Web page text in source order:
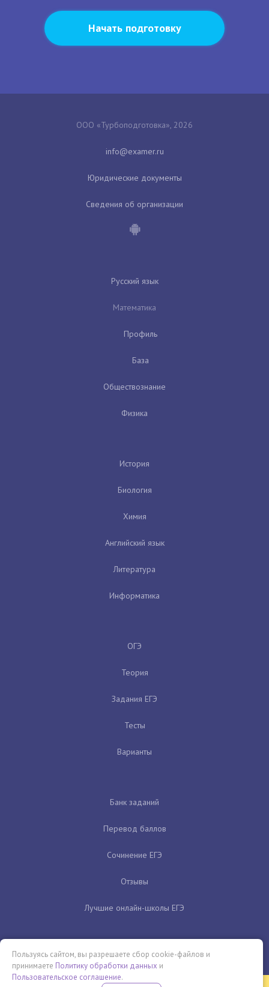
Начать подготовку
ООО «Турбоподготовка», 2026
Юридические документы
Сведения об организации
Русский язык
Математика
Профиль
База
Обществознание
Физика
История
Биология
Химия
Английский язык
Литература
Информатика
ОГЭ
Теория
Задания ЕГЭ
Тесты
Варианты
Банк заданий
Перевод баллов
Сочинение ЕГЭ
Отзывы
Лучшие онлайн-школы ЕГЭ
Пользуясь сайтом, вы разрешаете сбор cookie-файлов и
принимаете Политику обработки данных и
Пользовательское соглашение.